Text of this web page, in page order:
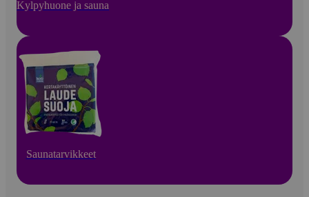
Kylpyhuone ja sauna
Saunatarvikkeet